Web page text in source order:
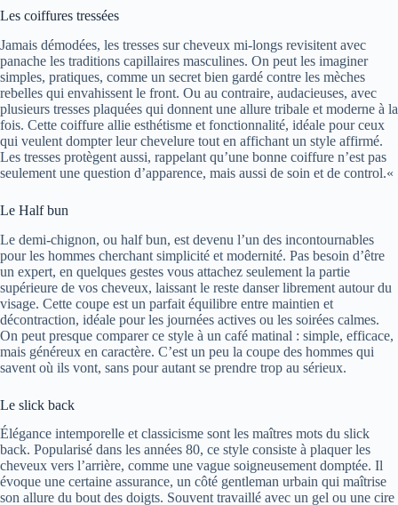
Les coiffures tressées
Jamais démodées, les tresses sur cheveux mi-longs revisitent avec
panache les traditions capillaires masculines. On peut les imaginer
simples, pratiques, comme un secret bien gardé contre les mèches
rebelles qui envahissent le front. Ou au contraire, audacieuses, avec
plusieurs tresses plaquées qui donnent une allure tribale et moderne à la
fois. Cette coiffure allie esthétisme et fonctionnalité, idéale pour ceux
qui veulent dompter leur chevelure tout en affichant un style affirmé.
Les tresses protègent aussi, rappelant qu’une bonne coiffure n’est pas
seulement une question d’apparence, mais aussi de soin et de control.«
Le Half bun
Le demi-chignon, ou half bun, est devenu l’un des incontournables
pour les hommes cherchant simplicité et modernité. Pas besoin d’être
un expert, en quelques gestes vous attachez seulement la partie
supérieure de vos cheveux, laissant le reste danser librement autour du
visage. Cette coupe est un parfait équilibre entre maintien et
décontraction, idéale pour les journées actives ou les soirées calmes.
On peut presque comparer ce style à un café matinal : simple, efficace,
mais généreux en caractère. C’est un peu la coupe des hommes qui
savent où ils vont, sans pour autant se prendre trop au sérieux.
Le slick back
Élégance intemporelle et classicisme sont les maîtres mots du slick
back. Popularisé dans les années 80, ce style consiste à plaquer les
cheveux vers l’arrière, comme une vague soigneusement domptée. Il
évoque une certaine assurance, un côté gentleman urbain qui maîtrise
son allure du bout des doigts. Souvent travaillé avec un gel ou une cire